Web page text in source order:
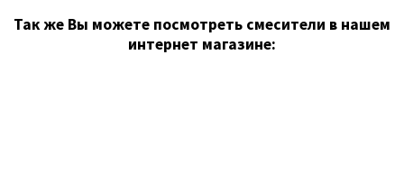
Так же Вы можете посмотреть смесители в нашем
интернет магазине: